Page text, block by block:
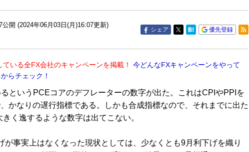
開 (2024年06月03日(月)16:07更新)
シェア 優先登録
いる全FX会社のキャンペーンを掲載！
今どんなFXキャンペーンをやって
らチェック！
というPCEコアのデフレーターの数字が出た。これはCPIやPPIを
かなりの遅行指標である。しかも合成指標なので、それまでに出た
く逸するような数字は出てこない。
事実上はなくなった現状としては、少なくとも9月利下げを織り